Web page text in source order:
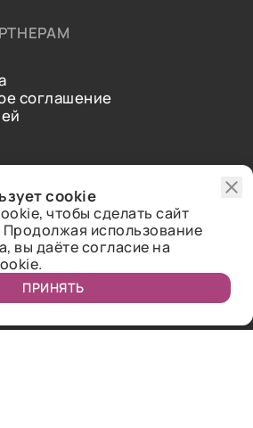
соглашение
cookie
чтобы сделать сайт
Продолжая использование
вы даёте согласие на
ПРИНЯТЬ